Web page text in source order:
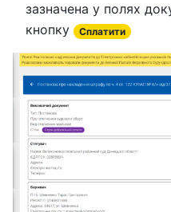
зазначена у полях
кнопку
Cплатити